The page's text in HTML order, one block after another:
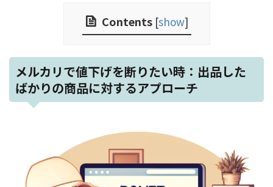
Contents [show]
メルカリで値下げを断りたい時：出品した
ばかりの商品に対するアプローチ